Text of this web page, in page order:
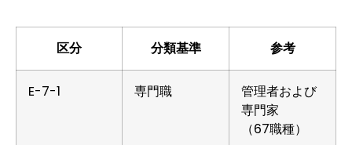
区分 分類基準 参考
E-7-1 専門職
管理者および
専門家
（67職種）